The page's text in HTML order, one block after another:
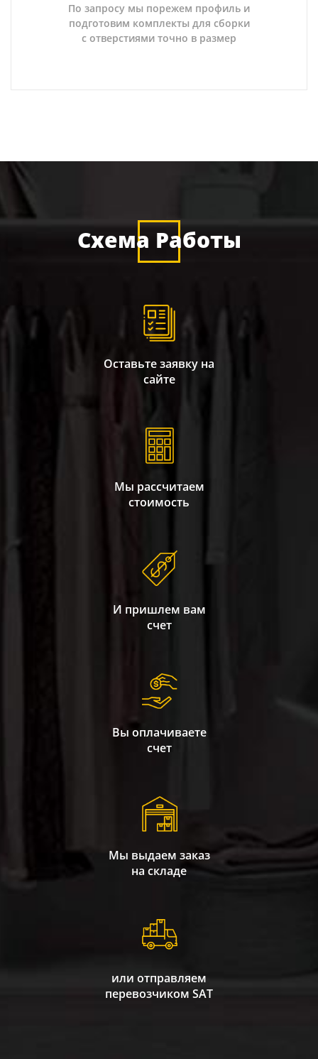
По запросу мы порежем профиль и
подготовим комплекты для сборки
с отверстиями точно в размер
Схема Работы
Оставьте заявку на
сайте
Мы рассчитаем
стоимость
И пришлем вам
счет
Вы оплачиваете
счет
Мы выдаем заказ
на складе
или отправляем
перевозчиком SAT